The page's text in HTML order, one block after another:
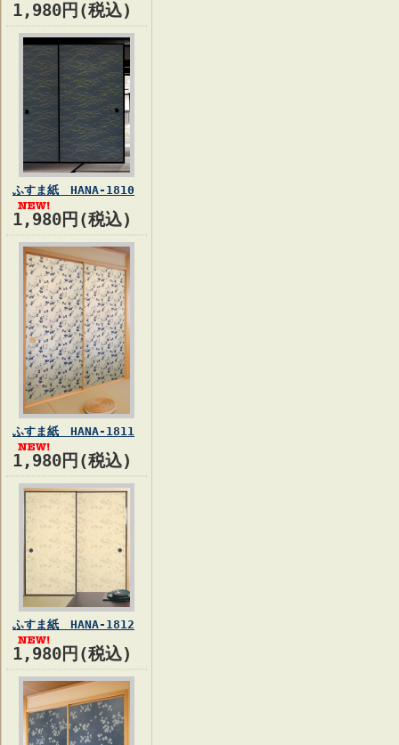
1,980円(税込)
ふすま紙 HANA-1810
1,980円(税込)
ふすま紙 HANA-1811
1,980円(税込)
ふすま紙 HANA-1812
1,980円(税込)